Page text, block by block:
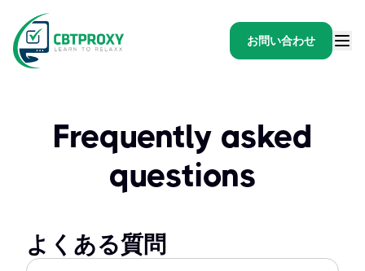
お問い合わせ
Frequently asked
questions
よくある質問